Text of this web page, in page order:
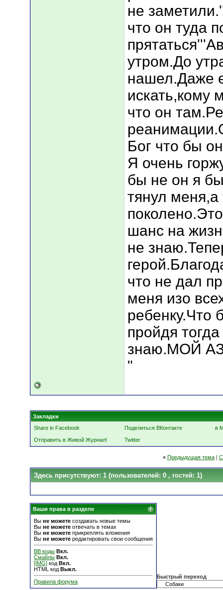
не
что он туда
утром.До
нашел.Даже
искать,кому
что он
Бог что бы
Я очень
бы не он я
тянул
шанс на
не
что не дал
меня изо
ребенку.Что
пройдя
знаю.МОЙ
"
Закладки
Share in Facebook
Поделиться ВКонтакте
в
Отправить в Живой Журнал!
Twitter
« Предыдущая тема|
Здесь присутствуют: 1 (пользователей: 0 , гостей: 1)
Ваши права в разделе
Вы не можете создавать новые темы
Вы не можете отвечать в темах
Вы не можете прикреплять вложения
Вы не можете редактировать свои сообщения
BB коды Вкл.
Смайлы Вкл.
[IMG] код Вкл.
HTML код Выкл.
Правила форума
Быстрый переход